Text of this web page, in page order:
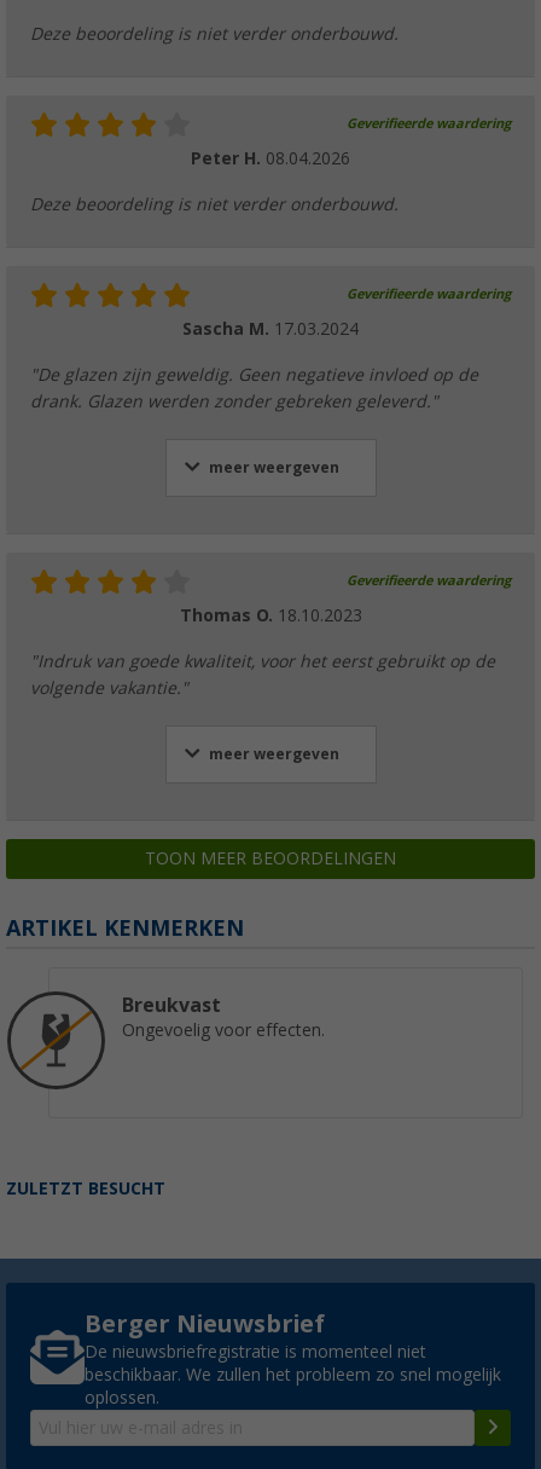
Deze beoordeling is niet verder onderbouwd.
Geverifieerde waardering
Peter H. 08.04.2026
Deze beoordeling is niet verder onderbouwd.
Geverifieerde waardering
Sascha M. 17.03.2024
"De glazen zijn geweldig. Geen negatieve invloed op de
drank. Glazen werden zonder gebreken geleverd."
meer weergeven
Geverifieerde waardering
Thomas O. 18.10.2023
"Indruk van goede kwaliteit, voor het eerst gebruikt op de
volgende vakantie."
meer weergeven
TOON MEER BEOORDELINGEN
ARTIKEL KENMERKEN
Breukvast
Ongevoelig voor effecten.
ZULETZT BESUCHT
Berger Nieuwsbrief
De nieuwsbriefregistratie is momenteel niet
beschikbaar. We zullen het probleem zo snel mogelijk
oplossen.